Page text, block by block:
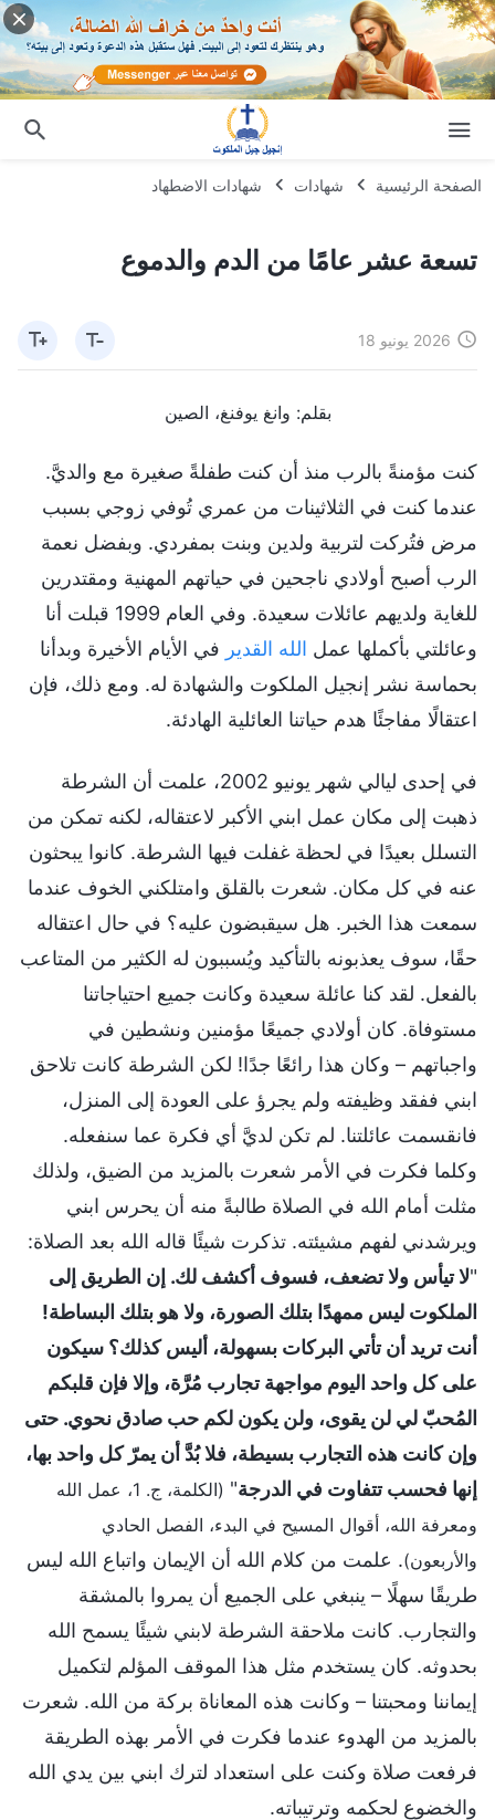
الصفحة الرئيسية شهادات شهادات الاضطهاد
تسعة عشر عامًا من الدم والدموع
2026 يونيو 18
بقلم: وانغ يوفنغ، الصين
كنت مؤمنةً بالرب منذ أن كنت طفلةً صغيرة مع والديَّ.
عندما كنت في الثلاثينات من عمري تُوفي زوجي بسبب
مرض فتُركت لتربية ولدين وبنت بمفردي. وبفضل نعمة
الرب أصبح أولادي ناجحين في حياتهم المهنية ومقتدرين
للغاية ولديهم عائلات سعيدة. وفي العام 1999 قبلت أنا
وعائلتي بأكملها عمل الله القدير في الأيام الأخيرة وبدأنا
بحماسة نشر إنجيل الملكوت والشهادة له. ومع ذلك، فإن
اعتقالًا مفاجئًا هدم حياتنا العائلية الهادئة.
في إحدى ليالي شهر يونيو 2002، علمت أن الشرطة
ذهبت إلى مكان عمل ابني الأكبر لاعتقاله، لكنه تمكن من
التسلل بعيدًا في لحظة غفلت فيها الشرطة. كانوا يبحثون
عنه في كل مكان. شعرت بالقلق وامتلكني الخوف عندما
سمعت هذا الخبر. هل سيقبضون عليه؟ في حال اعتقاله
حقًا، سوف يعذبونه بالتأكيد ويُسببون له الكثير من المتاعب
بالفعل. لقد كنا عائلة سعيدة وكانت جميع احتياجاتنا
مستوفاة. كان أولادي جميعًا مؤمنين ونشطين في
واجباتهم – وكان هذا رائعًا جدًا! لكن الشرطة كانت تلاحق
ابني ففقد وظيفته ولم يجرؤ على العودة إلى المنزل،
فانقسمت عائلتنا. لم تكن لديَّ أي فكرة عما سنفعله.
وكلما فكرت في الأمر شعرت بالمزيد من الضيق، ولذلك
مثلت أمام الله في الصلاة طالبةً منه أن يحرس ابني
ويرشدني لفهم مشيئته. تذكرت شيئًا قاله الله بعد الصلاة:
"لا تيأس ولا تضعف، فسوف أكشف لك. إن الطريق إلى
الملكوت ليس ممهدًا بتلك الصورة، ولا هو بتلك البساطة!
أنت تريد أن تأتي البركات بسهولة، أليس كذلك؟ سيكون
على كل واحد اليوم مواجهة تجارب مُرَّة، وإلا فإن قلبكم
المُحبّ لي لن يقوى، ولن يكون لكم حب صادق نحوي. حتى
وإن كانت هذه التجارب بسيطة، فلا بُدَّ أن يمرّ كل واحد بها،
إنها فحسب تتفاوت في الدرجة"
(الكلمة، ج. 1، عمل الله
ومعرفة الله، أقوال المسيح في البدء، الفصل الحادي
والأربعون). علمت من كلام الله أن الإيمان واتباع الله ليس
طريقًا سهلًا – ينبغي على الجميع أن يمروا بالمشقة
والتجارب. كانت ملاحقة الشرطة لابني شيئًا يسمح الله
بحدوثه. كان يستخدم مثل هذا الموقف المؤلم لتكميل
إيماننا ومحبتنا – وكانت هذه المعاناة بركة من الله. شعرت
بالمزيد من الهدوء عندما فكرت في الأمر بهذه الطريقة
فرفعت صلاة وكنت على استعداد لترك ابني بين يدي الله
والخضوع لحكمه وترتيباته.